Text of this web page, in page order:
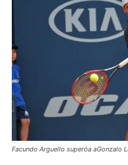
Facundo Arguello superóa aGonzalo